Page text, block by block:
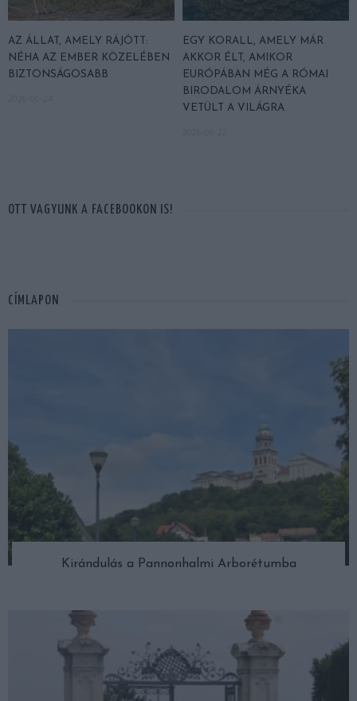
AZ ÁLLAT, AMELY RÁJÖTT:
NÉHA AZ EMBER KÖZELÉBEN
BIZTONSÁGOSABB
EGY KORALL, AMELY MÁR
AKKOR ÉLT, AMIKOR
EURÓPÁBAN MÉG A RÓMAI
BIRODALOM ÁRNYÉKA
VETÜLT A VILÁGRA
OTT VAGYUNK A FACEBOOKON IS!
CÍMLAPON
Kirándulás a Pannonhalmi Arborétumba